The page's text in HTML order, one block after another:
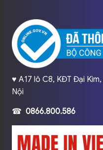
♥️ A17 lô C8, KĐT Đại
Nội
☎ 0866.800.586